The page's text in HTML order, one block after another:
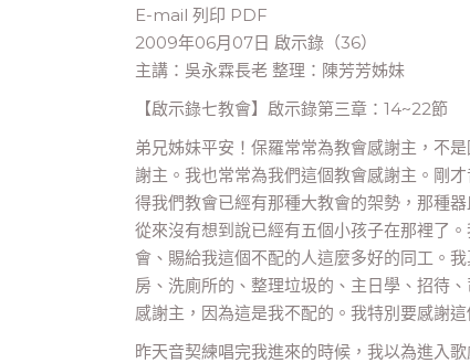
E-mail 列印 PDF
2009年06月07日 啟示錄（36）
主講：吳永霖長老 整理：陳芳芳姊妹
【啟示錄七教會】啟示錄第三章：14~22節
弟兄姊妹平安！保羅常常為教會感謝主，不
謝主。我也常常為我們這個教會感謝主。剛
得我們教會已經有那種大教會的架勢，那種
從來沒有想到說已經有五個小孩子在那裡了
會、賜給我這個不配的人這麼多好的同工。
房、洗廁所的、整理垃圾的、主日學、招待
感謝主，因為這是我不配的。我特別要感謝
昨天音契練唱完我進來的時候，我以為進入